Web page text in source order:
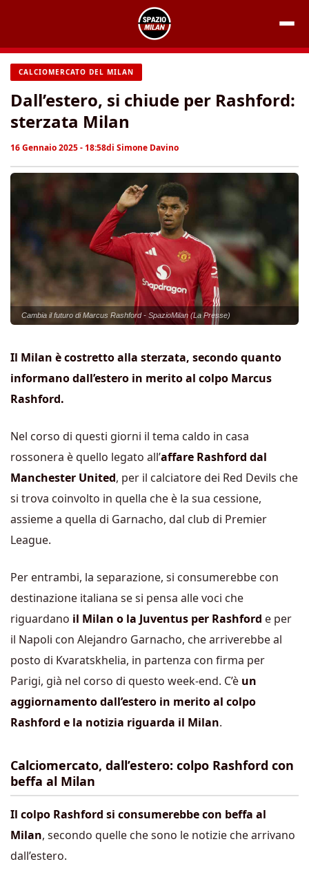
contenuto
CALCIOMERCATO DEL MILAN
Dall’estero, si chiude per Rashford:
sterzata Milan
16 Gennaio 2025 - 18:58di Simone Davino
Cambia il futuro di Marcus Rashford - SpazioMilan (La Presse)
Il Milan è costretto alla sterzata, secondo quanto
informano dall’estero in merito al colpo Marcus
Rashford.
Nel corso di questi giorni il tema caldo in casa
rossonera è quello legato all’affare Rashford dal
Manchester United, per il calciatore dei Red Devils che
si trova coinvolto in quella che è la sua cessione,
assieme a quella di Garnacho, dal club di Premier
League.
Per entrambi, la separazione, si consumerebbe con
destinazione italiana se si pensa alle voci che
riguardano il Milan o la Juventus per Rashford e per
il Napoli con Alejandro Garnacho, che arriverebbe al
posto di Kvaratskhelia, in partenza con firma per
Parigi, già nel corso di questo week-end. C’è un
aggiornamento dall’estero in merito al colpo
Rashford e la notizia riguarda il Milan.
Calciomercato, dall’estero: colpo Rashford con
beffa al Milan
Il colpo Rashford si consumerebbe con beffa al
Milan, secondo quelle che sono le notizie che arrivano
dall’estero.